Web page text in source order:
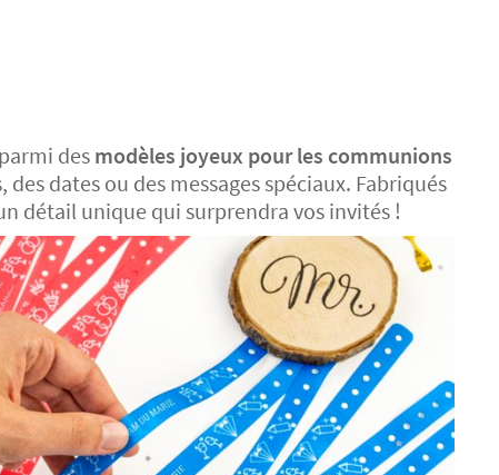
desmodèles joyeux pour les communions
des dates ou des messages spéciaux. Fabriqués
détail unique qui surprendra vos invités !